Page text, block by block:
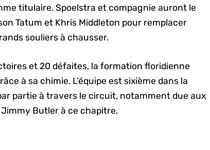
titulaire. Spoelstra et compagnie auront le
Tatum et Khris Middleton pour remplacer
souliers à chausser.
et 20 défaites, la formation floridienne
à sa chimie. L’équipe est sixième dans la
partie à travers le circuit, notamment due aux
Butler à ce chapitre.